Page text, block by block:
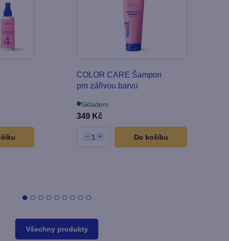
COLOR CARE Šampon
pro zářivou barvu
Skladem
349 Kč
− 1 + Do košíku
Všechny produkty